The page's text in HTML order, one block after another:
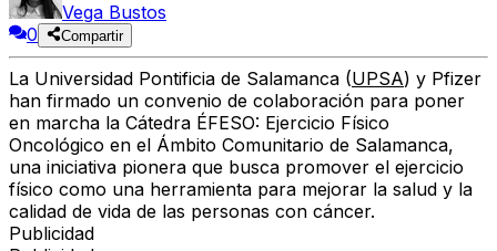
Vega Bustos
0
Compartir
La Universidad Pontificia de Salamanca (UPSA) y Pfizer
han firmado un convenio de colaboración para poner
en marcha la Cátedra ÉFESO: Ejercicio Físico
Oncológico en el Ámbito Comunitario de Salamanca,
una iniciativa pionera que busca promover el ejercicio
físico como una herramienta para mejorar la salud y la
calidad de vida de las personas con cáncer.
Publicidad